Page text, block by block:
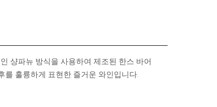
샹파뉴 방식을 사용하여 제조된 한스 바어
훌륭하게 표현한 즐거운 와인입니다.